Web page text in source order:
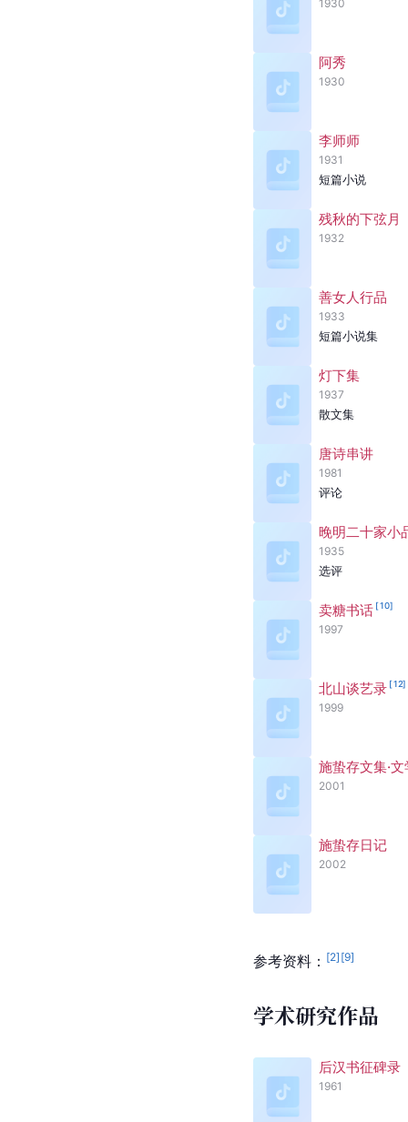
1930
阿秀
1930
李师师
1931
短篇小说
残秋的下弦月
1932
善女人行品
1933
短篇小说集
灯下集
1937
散文集
唐诗串讲
1981
评论
晚明二十家小
1935
选评
卖糖书话 [10]
1997
北山谈艺录 [12]
1999
施蛰存文集·
2001
施蛰存日记
2002
参考资料： [2] [9]
学术研究作品
后汉书征碑录
1961